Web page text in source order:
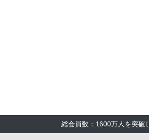
総会員数：1600万人を突破